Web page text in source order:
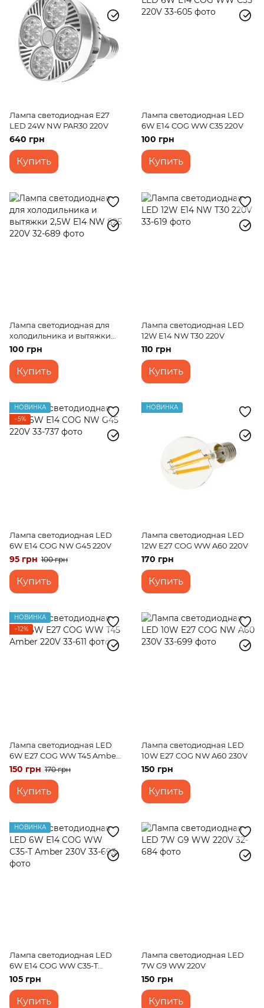
Лампа светодиодная E27
LED 24W NW PAR30 220V
640 грн
Купить
Лампа светодиодная LED
6W E14 COG WW C35 220V
100 грн
Купить
Лампа светодиодная для
холодильника и вытяжки
2,5W E14 NW S25 220V
100 грн
Купить
Лампа светодиодная LED
12W E14 NW T30 220V
110 грн
Купить
НОВИНКА
−5%
Лампа светодиодная LED
6W Е14 COG NW G45 220V
95 грн 100 грн
Купить
НОВИНКА
Лампа светодиодная LED
12W E27 COG WW A60 220V
170 грн
Купить
НОВИНКА
−12%
Лампа светодиодная LED
6W E27 COG WW T45 Amber
220V
150 грн 170 грн
Купить
Лампа светодиодная LED
10W E27 COG NW A60 230V
150 грн
Купить
НОВИНКА
Лампа светодиодная LED
6W E14 COG WW C35-T
Amber 230V
105 грн
Купить
Лампа светодиодная LED
7W G9 WW 220V
150 грн
Купить